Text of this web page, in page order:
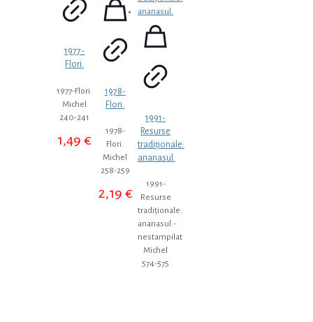
1977-
Flori.
1977-Flori.
Michel
240-241
1,49€
1978-
Flori.
1978-
Flori.
Michel
258-259
2,19 €
1991-
Resurse
tradiționale:
ananasul.
1991-
Resurse
tradiționale:
ananasul.-
nestampilat
Michel
574-575